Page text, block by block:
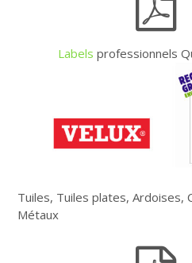
Labels professionnels
Tuiles, Tuiles plates, Ardoises,
Métaux